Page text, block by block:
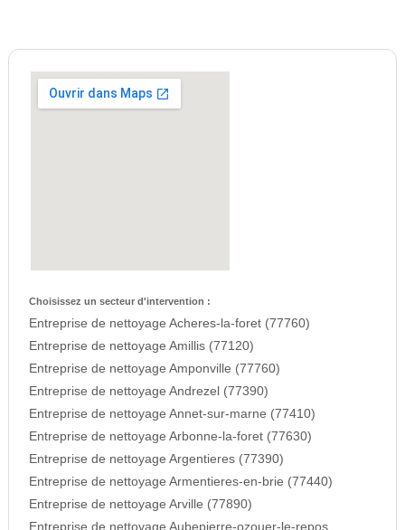
Choisissez un secteur d'intervention :
Entreprise de nettoyage Acheres-la-foret (77760)
Entreprise de nettoyage Amillis (77120)
Entreprise de nettoyage Amponville (77760)
Entreprise de nettoyage Andrezel (77390)
Entreprise de nettoyage Annet-sur-marne (77410)
Entreprise de nettoyage Arbonne-la-foret (77630)
Entreprise de nettoyage Argentieres (77390)
Entreprise de nettoyage Armentieres-en-brie (77440)
Entreprise de nettoyage Arville (77890)
Entreprise de nettoyage Aubepierre-ozouer-le-repos